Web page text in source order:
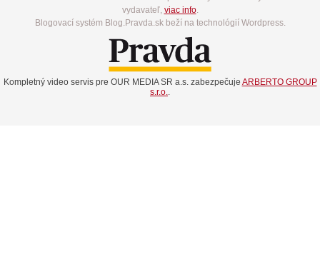
vydavateľ, viac info.
Blogovací systém Blog.Pravda.sk beží na technológií Wordpress.
Kompletný video servis pre OUR MEDIA SR a.s. zabezpečuje ARBERTO GROUP
s.r.o.